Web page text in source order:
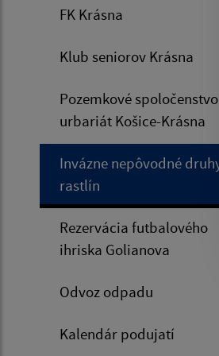
FK Krásna
Klub seniorov Krásna
Pozemkové spoločenstvo
urbariát Košice-Krásna
Invázne nepôvodné
rastlín
Rezervácia futbalového
ihriska Golianova
Odvoz odpadu
Kalendár podujatí